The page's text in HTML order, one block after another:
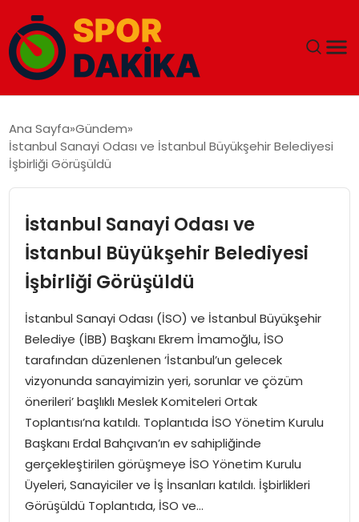
GÜNDEM
EĞITIM
EKONOMI
MAGAZIN
SAĞLIK
SIYASET
SPOR
TEKNOLOJI
Ana Sayfa Gündem
İstanbul Sanayi Odası ve İstanbul Büyükşehir Belediyesi
İşbirliği Görüşüldü
İstanbul Sanayi Odası ve
İstanbul Büyükşehir Belediyesi
İşbirliği Görüşüldü
İstanbul Sanayi Odası (İSO) ve İstanbul Büyükşehir
Belediye (İBB) Başkanı Ekrem İmamoğlu, İSO
tarafından düzenlenen ‘İstanbul’un gelecek
vizyonunda sanayimizin yeri, sorunlar ve çözüm
önerileri’ başlıklı Meslek Komiteleri Ortak
Toplantısı’na katıldı. Toplantıda İSO Yönetim Kurulu
Başkanı Erdal Bahçıvan’ın ev sahipliğinde
gerçekleştirilen görüşmeye İSO Yönetim Kurulu
Üyeleri, Sanayiciler ve İş İnsanları katıldı. İşbirlikleri
Görüşüldü Toplantıda, İSO ve…